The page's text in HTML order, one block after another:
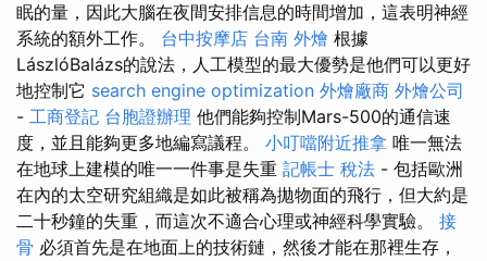
眠的量，因此大腦在夜間安排信息的時間增加，這表明神經
系統的額外工作。 台中按摩店 台南 外燴 根據
LászlóBalázs的說法，人工模型的最大優勢是他們可以更好
地控制它 search engine optimization 外燴廠商 外燴公司
- 工商登記 台胞證辦理 他們能夠控制Mars-500的通信速
度，並且能夠更多地編寫議程。 小叮噹附近推拿 唯一無法
在地球上建模的唯一一件事是失重 記帳士 稅法 - 包括歐洲
在內的太空研究組織是如此被稱為拋物面的飛行，但大約是
二十秒鐘的失重，而這次不適合心理或神經科學實驗。 接
骨 必須首先是在地面上的技術鏈，然後才能在那裡生存，